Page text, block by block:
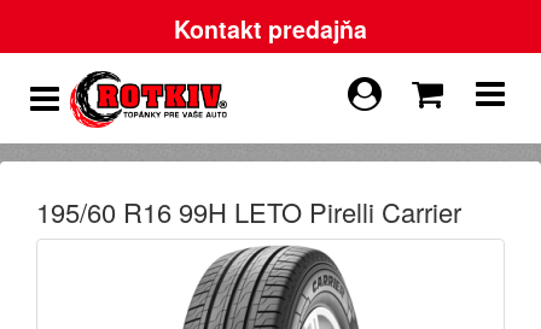
Kontakt predajňa
195/60 R16 99H LETO Pirelli Carrier